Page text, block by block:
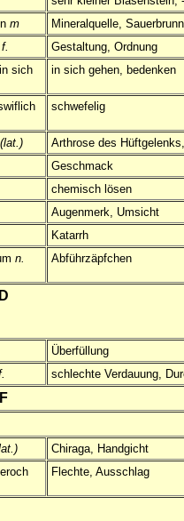
m
Mineralquelle,
f.
Gestaltung, Ordnung
sich
in sich gehen, bedenken
schwefelig
Arthrose des
Geschmack
chemisch lösen
Augenmerk, Umsicht
Katarrh
n.
Abführzäpfchen
Überfüllung
schlechte Verdauung,
Chiraga, Handgicht
Flechte, Ausschlag